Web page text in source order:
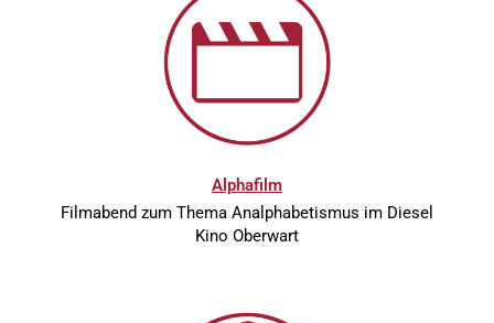
Alphafilm
Filmabend zum Thema Analphabetismus im Diesel
Kino Oberwart